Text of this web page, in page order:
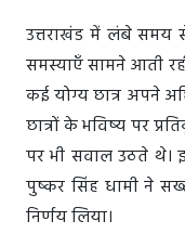
उत्तराखंड में लंबे
समस्याएँ सामने आती
कई योग्य छात्र अपने
छात्रों के भविष्य पर
पर भी सवाल उठते थे।
पुष्कर सिंह धामी ने
निर्णय लिया।